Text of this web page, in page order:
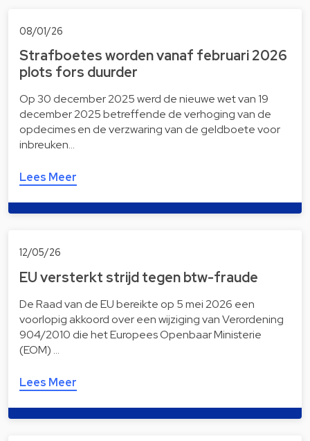
08/01/26
Strafboetes worden vanaf februari 2026
plots fors duurder
Op 30 december 2025 werd de nieuwe wet van 19
december 2025 betreffende de verhoging van de
opdecimes en de verzwaring van de geldboete voor
inbreuken…
Lees Meer
12/05/26
EU versterkt strijd tegen btw-fraude
De Raad van de EU bereikte op 5 mei 2026 een
voorlopig akkoord over een wijziging van Verordening
904/2010 die het Europees Openbaar Ministerie
(EOM) …
Lees Meer